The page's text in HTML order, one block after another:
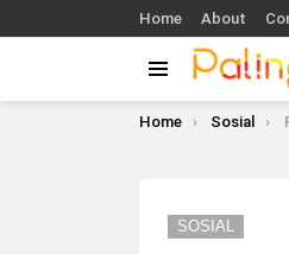
Home About
You are here:
Home Sosial
SOSIAL